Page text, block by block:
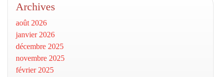
Archives
août 2026
janvier 2026
décembre 2025
novembre 2025
février 2025